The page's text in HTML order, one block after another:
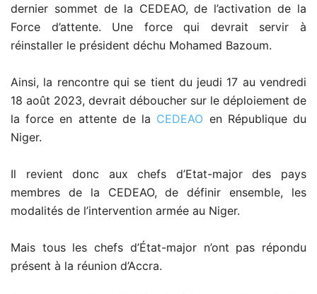
dernier sommet de la CEDEAO, de l’activation de la
Force d’attente. Une force qui devrait servir à
réinstaller le président déchu Mohamed Bazoum.
Ainsi, la rencontre qui se tient du jeudi 17 au vendredi
18 août 2023, devrait déboucher sur le déploiement de
la force en attente de la CEDEAO en République du
Niger.
Il revient donc aux chefs d’Etat-major des pays
membres de la CEDEAO, de définir ensemble, les
modalités de l’intervention armée au Niger.
Mais tous les chefs d’État-major n’ont pas répondu
présent à la réunion d’Accra.